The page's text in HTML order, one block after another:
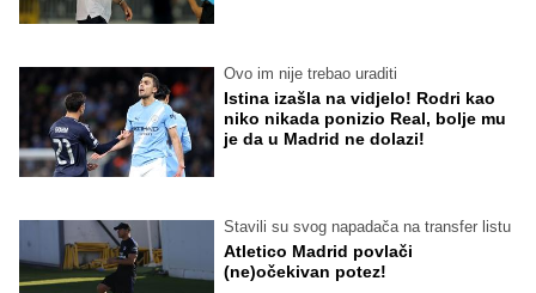
Ovo im nije trebao uraditi
Istina izašla na vidjelo! Rodri kao
niko nikada ponizio Real, bolje mu
je da u Madrid ne dolazi!
Stavili su svog napadača na transfer listu
Atletico Madrid povlači
(ne)očekivan potez!